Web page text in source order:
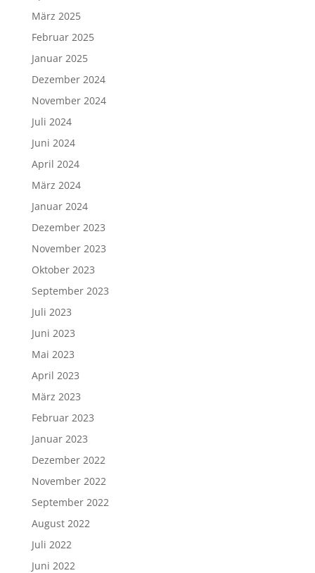
März 2025
Februar 2025
Januar 2025
Dezember 2024
November 2024
Juli 2024
Juni 2024
April 2024
März 2024
Januar 2024
Dezember 2023
November 2023
Oktober 2023
September 2023
Juli 2023
Juni 2023
Mai 2023
April 2023
März 2023
Februar 2023
Januar 2023
Dezember 2022
November 2022
September 2022
August 2022
Juli 2022
Juni 2022